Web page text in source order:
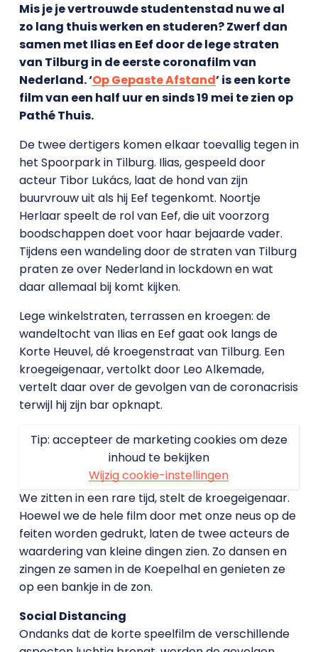
Mis je je vertrouwde studentenstad nu we al
zo lang thuis werken en studeren? Zwerf dan
samen met Ilias en Eef door de lege straten
van Tilburg in de eerste coronafilm van
Nederland. ‘Op Gepaste Afstand’ is een korte
film van een half uur en sinds 19 mei te zien op
Pathé Thuis.
De twee dertigers komen elkaar toevallig tegen in
het Spoorpark in Tilburg. Ilias, gespeeld door
acteur Tibor Lukács, laat de hond van zijn
buurvrouw uit als hij Eef tegenkomt. Noortje
Herlaar speelt de rol van Eef, die uit voorzorg
boodschappen doet voor haar bejaarde vader.
Tijdens een wandeling door de straten van Tilburg
praten ze over Nederland in lockdown en wat
daar allemaal bij komt kijken.
Lege winkelstraten, terrassen en kroegen: de
wandeltocht van Ilias en Eef gaat ook langs de
Korte Heuvel, dé kroegenstraat van Tilburg. Een
kroegeigenaar, vertolkt door Leo Alkemade,
vertelt daar over de gevolgen van de coronacrisis
terwijl hij zijn bar opknapt.
Tip: accepteer de marketing cookies om deze
inhoud te bekijken
Wijzig cookie-instellingen
We zitten in een rare tijd, stelt de kroegeigenaar.
Hoewel we de hele film door met onze neus op de
feiten worden gedrukt, laten de twee acteurs de
waardering van kleine dingen zien. Zo dansen en
zingen ze samen in de Koepelhal en genieten ze
op een bankje in de zon.
Social Distancing
Ondanks dat de korte speelfilm de verschillende